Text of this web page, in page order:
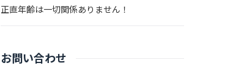
正直年齢は一切関係ありません！
お問い合わせ